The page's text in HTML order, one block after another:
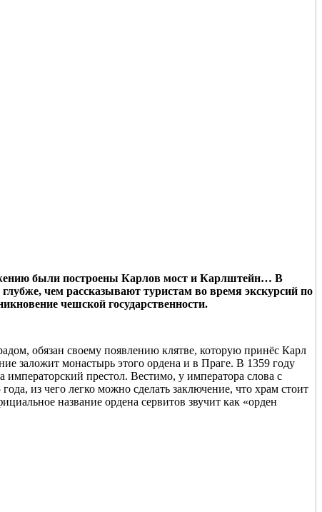
были построены Карлов мост и Карлштейн… В
чем рассказывают туристам во время экскурсий по
чешской государственности.
обязан своему появлению клятве, которую принёс Карл
заложит монастырь этого ордена и в Праге. В 1359 году
престол. Вестимо, у императора слова с
из чего легко можно сделать заключение, что храм стоит
название ордена сервитов звучит как «орден